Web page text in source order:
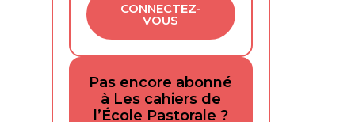
CONNECTEZ-
VOUS
Pas encore abonné
à Les cahiers de
l’École Pastorale ?